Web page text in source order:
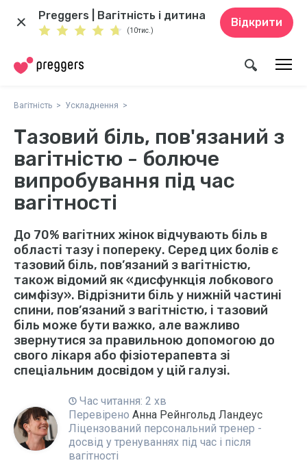
Preggers | Вагітність і дитина
(10тис.)
Відкрити
Вагітність Ускладнення
Тазовий біль, пов'язаний з
вагітністю - болюче
випробування під час
вагітності
До 70% вагітних жінок відчувають біль в
області тазу і попереку. Серед цих болів є
тазовий біль, пов’язаний з вагітністю,
також відомий як «дисфункція лобкового
симфізу». Відрізнити біль у нижній частині
спини, пов’язаний з вагітністю, і тазовий
біль може бути важко, але важливо
звернутися за правильною допомогою до
свого лікаря або фізіотерапевта зі
спеціальним досвідом у цій галузі.
Час читання: 2 хв
Перевірено Анна Рейнгольд Ландеус
Ліцензований персональний тренер -
досвід у тренуваннях під час і після
вагітності